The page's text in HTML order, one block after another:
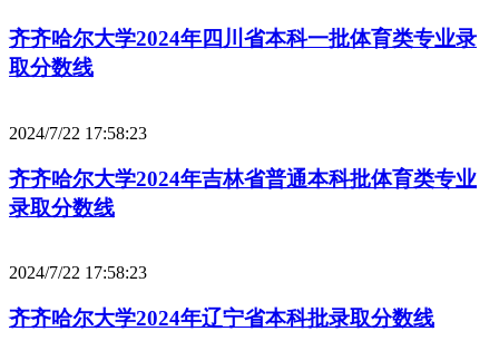
齐齐哈尔大学2024年四川省本科一批体育类专业录
取分数线
2024/7/22 17:58:23
齐齐哈尔大学2024年吉林省普通本科批体育类专业
录取分数线
2024/7/22 17:58:23
齐齐哈尔大学2024年辽宁省本科批录取分数线